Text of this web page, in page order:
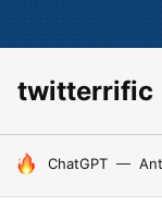
twitterrific
HOY SE HABLA
ChatGPT